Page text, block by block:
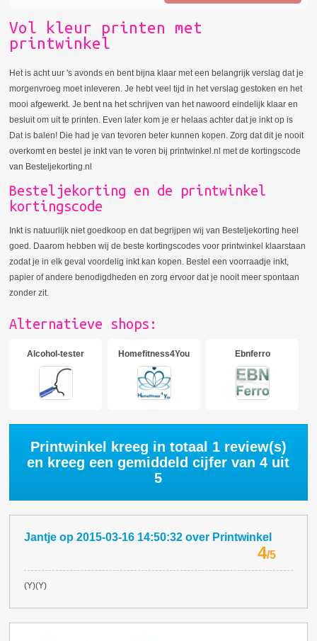
Vol kleur printen met
printwinkel
Het is acht uur 's avonds en bent bijna klaar met een belangrijk verslag dat je
morgenvroeg moet inleveren. Je hebt veel tijd in het verslag gestoken en het
mooi afgewerkt. Je bent na het schrijven van het nawoord eindelijk klaar en
besluit om uit te printen. Even later kom je er helaas achter dat je inkt op is
Dat is balen! Die had je van tevoren beter kunnen kopen. Zorg dat dit je nooit
overkomt en bestel je inkt van te voren bij printwinkel.nl met de kortingscode
van Besteljekorting.nl
Besteljekorting en de printwinkel
kortingscode
Inkt is natuurlijk niet goedkoop en dat begrijpen wij van Besteljekorting heel
goed. Daarom hebben wij de beste kortingscodes voor printwinkel klaarstaan
zodat je in elk geval voordelig inkt kan kopen. Bestel een voorraadje inkt,
papier of andere benodigdheden en zorg ervoor dat je nooit meer spontaan
zonder zit.
Alternatieve shops:
Alcohol-tester Homefitness4You Ebnferro
Printwinkel kreeg in totaal 1review(s)
en kreeg een gemiddeld cijfer van4 uit
5
Jantje op2015-03-16 14:50:32 over Printwinkel
4/5
(Y)(Y)